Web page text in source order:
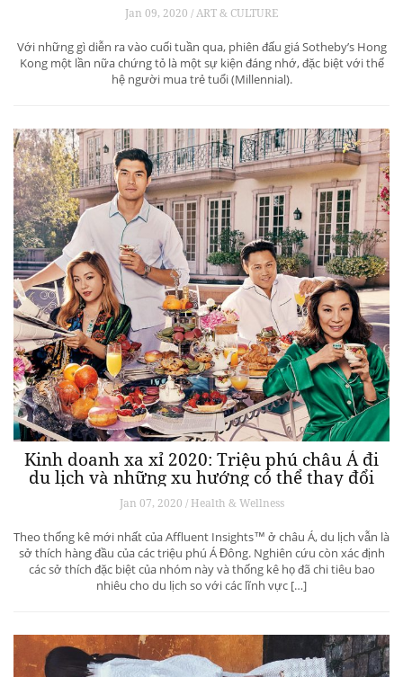
Jan 09, 2020 / ART & CULTURE
Với những gì diễn ra vào cuối tuần qua, phiên đấu giá Sotheby’s Hong
Kong một lần nữa chứng tỏ là một sự kiện đáng nhớ, đặc biệt với thế
hệ người mua trẻ tuổi (Millennial).
Kinh doanh xa xỉ 2020: Triệu phú châu Á đi
du lịch và những xu hướng có thể thay đổi
ngành du lịch thượng lưu
Jan 07, 2020 / Health & Wellness
Theo thống kê mới nhất của Affluent Insights™ ở châu Á, du lịch vẫn là
sở thích hàng đầu của các triệu phú Á Đông. Nghiên cứu còn xác định
các sở thích đặc biệt của nhóm này và thống kê họ đã chi tiêu bao
nhiêu cho du lịch so với các lĩnh vực […]